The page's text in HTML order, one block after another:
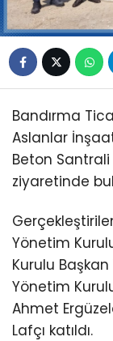
Bandırma
Aslanlar
Beton Santrali
ziyaretinde
Yönetim
Kurulu Başkan
Yönetim
Ahmet
Lafçı katıldı.